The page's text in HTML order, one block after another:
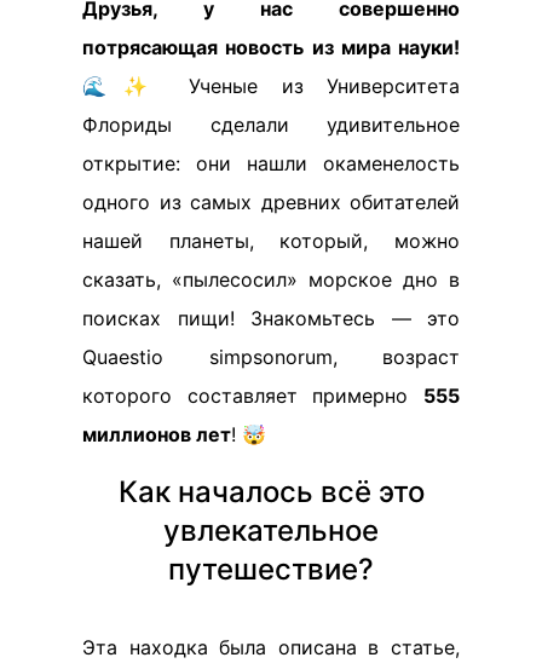
Друзья, у нас совершенно
потрясающая новость из мира науки!
🌊✨ Ученые из Университета
Флориды сделали удивительное
открытие: они нашли окаменелость
одного из самых древних обитателей
нашей планеты, который, можно
сказать, «пылесосил» морское дно в
поисках пищи! Знакомьтесь — это
Quaestio simpsonorum, возраст
которого составляет примерно 555
миллионов лет! 🤯
Как началось всё это
увлекательное
путешествие?
Эта находка была описана в статье,